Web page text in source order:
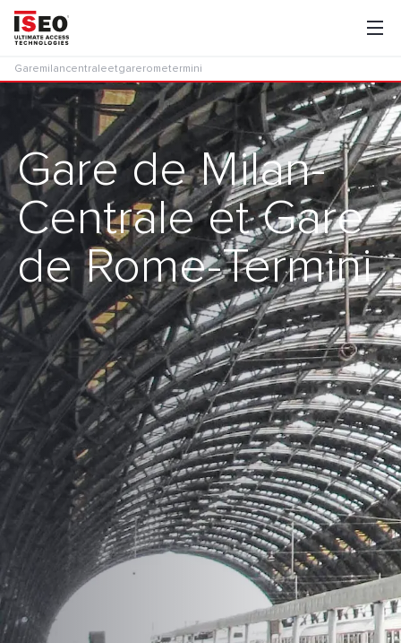
Garemilancentraleetgarerometermini
Gare de Milan-
Centrale et Gare
de Rome-Termini